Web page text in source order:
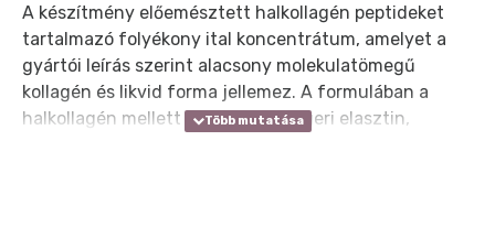
A készítmény előemésztett halkollagén peptideket
tartalmazó folyékony ital koncentrátum, amelyet a
gyártói leírás szerint alacsony molekulatömegű
kollagén és likvid forma jellemez. A formulában a
halkollagén mellett hidrolizált tengeri elasztin,